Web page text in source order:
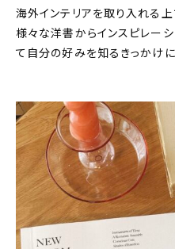
海外インテリアを取り入れる上
様々な洋書からインスピレーシ
て自分の好みを知るきっかけに